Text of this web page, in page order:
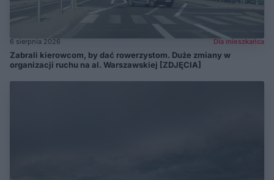
6 sierpnia 2026 Dla mieszkańca
Zabrali kierowcom, by dać rowerzystom. Duże zmiany w
organizacji ruchu na al. Warszawskiej [ZDJĘCIA]